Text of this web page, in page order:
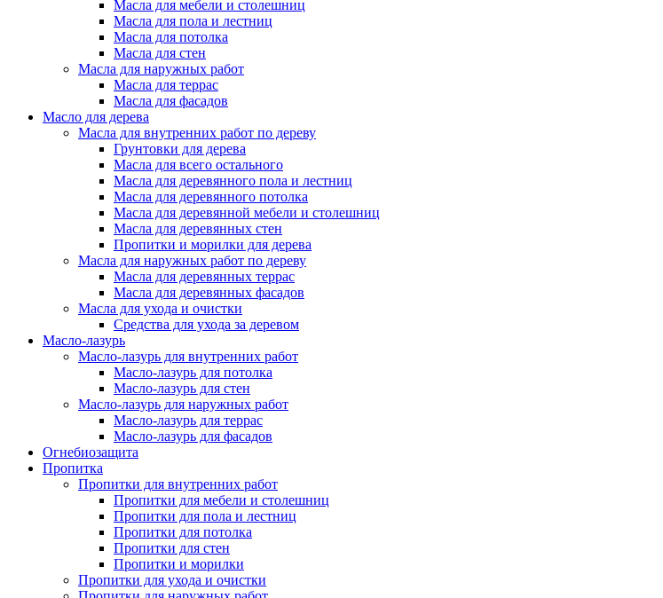
Масла для мебели и столешниц
Масла для пола и лестниц
Масла для потолка
Масла для стен
Масла для наружных работ
Масла для террас
Масла для фасадов
Масло для дерева
Масла для внутренних работ по дереву
Грунтовки для дерева
Масла для всего остального
Масла для деревянного пола и лестниц
Масла для деревянного потолка
Масла для деревянной мебели и столешниц
Масла для деревянных стен
Пропитки и морилки для дерева
Масла для наружных работ по дереву
Масла для деревянных террас
Масла для деревянных фасадов
Масла для ухода и очистки
Средства для ухода за деревом
Масло-лазурь
Масло-лазурь для внутренних работ
Масло-лазурь для потолка
Масло-лазурь для стен
Масло-лазурь для наружных работ
Масло-лазурь для террас
Масло-лазурь для фасадов
Огнебиозащита
Пропитка
Пропитки для внутренних работ
Пропитки для мебели и столешниц
Пропитки для пола и лестниц
Пропитки для потолка
Пропитки для стен
Пропитки и морилки
Пропитки для ухода и очистки